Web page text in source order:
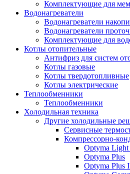
Комплектующие для
Водонагреватели
Водонагреватели
Водонагреватели
Комплектующие для
Котлы отопительные
Антифриз для систем
Котлы газовые
Котлы твердотопливные
Котлы электрические
Теплообменники
Теплообменники
Холодильная техника
Другие холодильные
Сервисные
Компрессорно-
Optyma Light
Optyma Plus
Optyma Plus